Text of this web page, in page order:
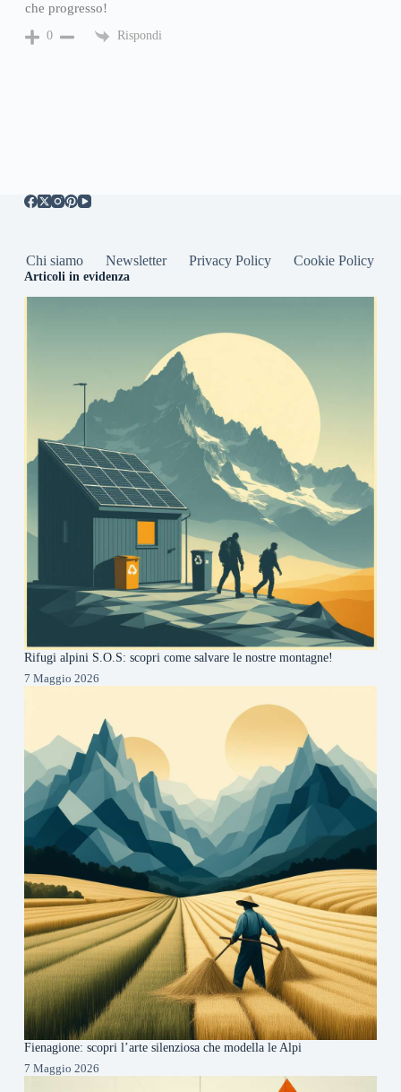
che progresso!
0 Rispondi
Chi siamo Newsletter Privacy Policy Cookie Policy
Articoli in evidenza
Rifugi alpini S.O.S: scopri come salvare le nostre montagne!
7 Maggio 2026
Fienagione: scopri l’arte silenziosa che modella le Alpi
7 Maggio 2026